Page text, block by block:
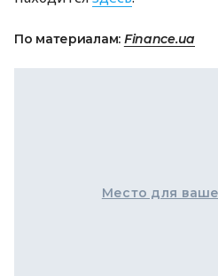
По материалам: Finance.ua
Место для